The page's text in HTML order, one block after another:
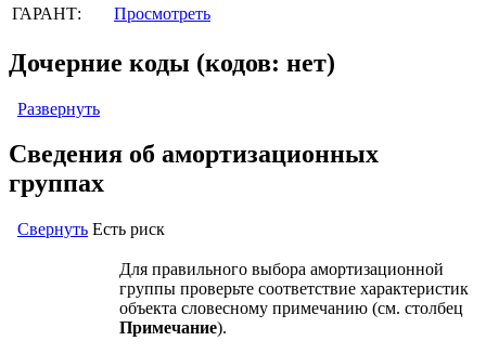
ГАРАНТ:
Просмотреть
Дочерние коды (кодов: нет)
Развернуть
Сведения об амортизационных
группах
Свернуть Есть риск
Для правильного выбора амортизационной
группы проверьте соответствие характеристик
объекта словесному примечанию (см. столбец
Примечание).